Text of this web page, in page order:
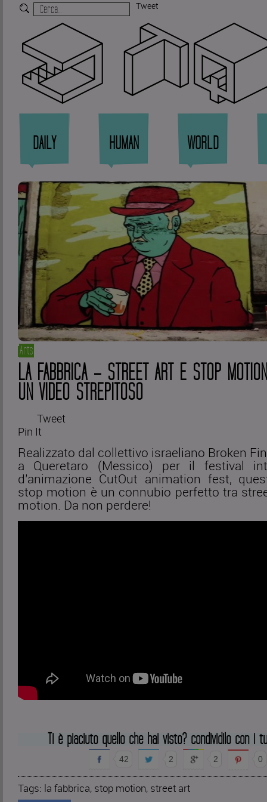
Tweet
DAILY HUMAN WORLD
Arts
LA FABBRICA – STREET ART E STOP
UN VIDEO STREPITOSO
Tweet
Pin It
Realizzato dal collettivo israeliano Broken
a Queretaro (Messico) per il festival
d’animazione CutOut animation fest,
stop motion è un connubio perfetto tra
motion. Da non perdere!
Ti è piaciuto quello che hai visto? condividilo con i
42 2 2 0
Tags: la fabbrica, stop motion, street art